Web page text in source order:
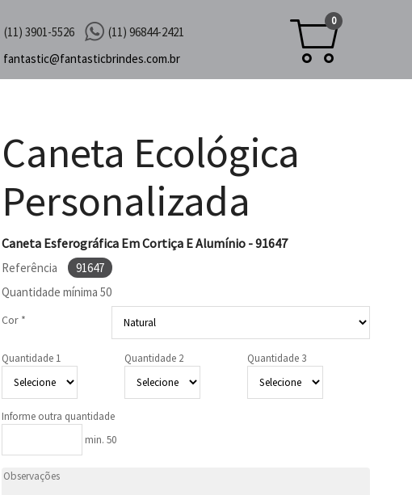
(11) 3901-5526
(11) 96844-2421
fantastic@fantasticbrindes.com.br
0
Caneta Ecológica
Personalizada
Caneta Esferográfica Em Cortiça E Alumínio - 91647
Referência
91647
Quantidade mínima 50
Cor *
Quantidade 1 Quantidade 2 Quantidade 3
Informe outra quantidade
min. 50